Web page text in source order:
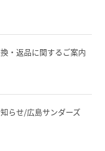
・返品に関するご案内
らせ/広島サンダーズ